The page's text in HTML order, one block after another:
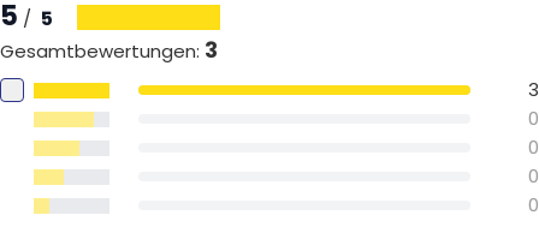
5 / 5
Gesamtbewertungen: 3
3
0
0
0
0